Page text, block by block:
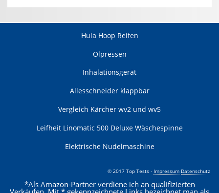
Hula Hoop Reifen
Ölpressen
Inhalationsgerät
Allesschneider klappbar
Vergleich Kärcher wv2 und wv5
Leifheit Linomatic 500 Deluxe Wäschespinne
Elektrische Nudelmaschine
© 2017 Top Tests · Impressum Datenschutz
*Als Amazon-Partner verdiene ich an qualifizierten